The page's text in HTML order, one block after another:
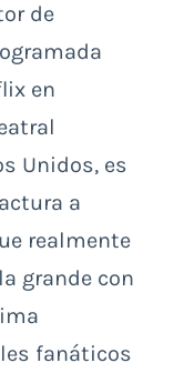
de
en
Unidos, es
a
realmente
grande con
fanáticos